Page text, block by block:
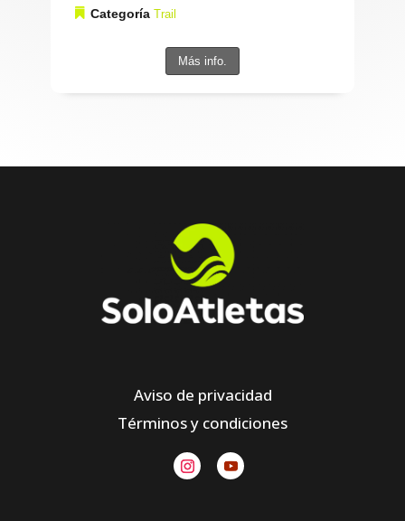
Categoría Trail
Más info.
Aviso de privacidad
Términos y condiciones